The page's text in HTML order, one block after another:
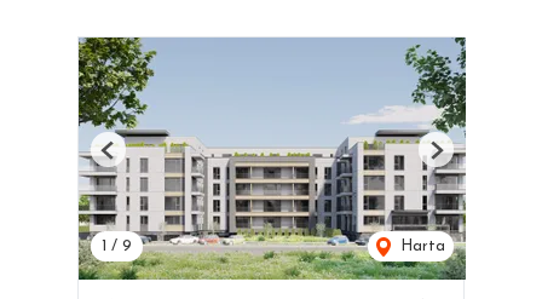
/ 9 Harta
Previous Next